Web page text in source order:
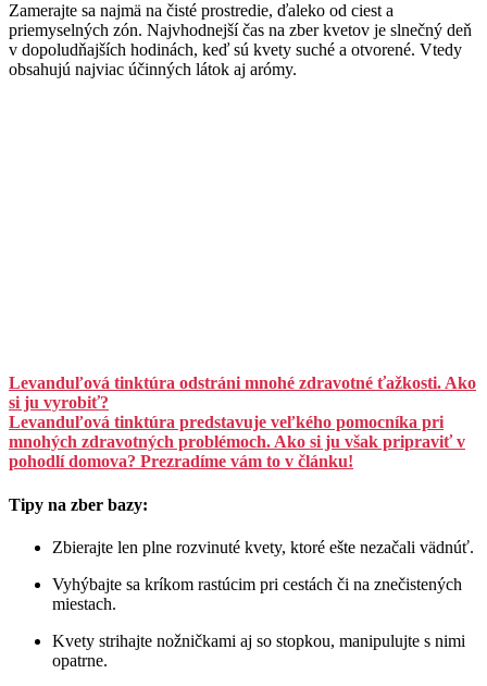
Zamerajte sa najmä na čisté prostredie, ďaleko od ciest a
priemyselných zón. Najvhodnejší čas na zber kvetov je slnečný deň
v dopoludňajších hodinách, keď sú kvety suché a otvorené. Vtedy
obsahujú najviac účinných látok aj arómy.
Levanduľová tinktúra odstráni mnohé zdravotné ťažkosti. Ako
si ju vyrobiť?
Levanduľová tinktúra predstavuje veľkého pomocníka pri
mnohých zdravotných problémoch. Ako si ju však pripraviť v
pohodlí domova? Prezradíme vám to v článku!
Tipy na zber bazy:
Zbierajte len plne rozvinuté kvety, ktoré ešte nezačali vädnúť.
Vyhýbajte sa kríkom rastúcim pri cestách či na znečistených
miestach.
Kvety strihajte nožničkami aj so stopkou, manipulujte s nimi
opatrne.